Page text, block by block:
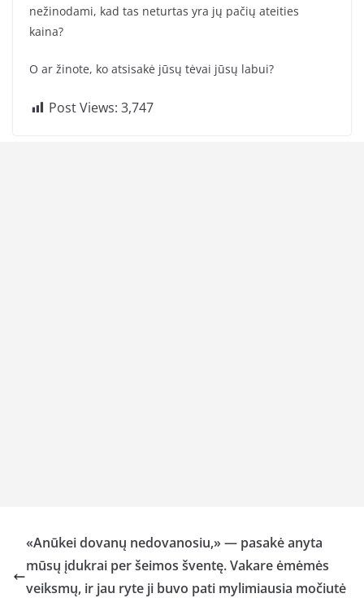
nežinodami, kad tas neturtas yra jų pačių ateities
kaina?
O ar žinote, ko atsisakė jūsų tėvai jūsų labui?
Post Views: 3,747
«Anūkei dovanų nedovanosiu,» — pasakė anyta
mūsų įdukrai per šeimos šventę. Vakare ėmėmės
veiksmų, ir jau ryte ji buvo pati mylimiausia močiutė